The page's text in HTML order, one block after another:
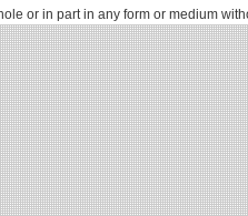
or in part in any form or medium